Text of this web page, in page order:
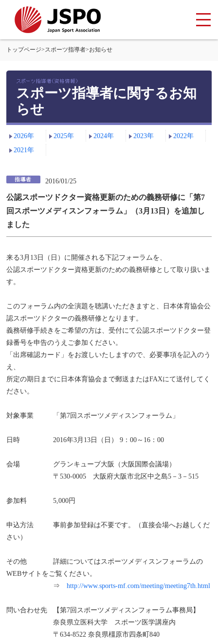
トップページ>スポーツ指導者>お知らせ
スポーツ指導者に関するお知
らせ
2026年 2025年 2024年 2023年
2022年
2021年
2016/01/25
公認スポーツドクター資格更新のための義務研修に「第7
回スポーツメディスンフォーラム」（3月13日）を追加し
ました
成
媛
県
ス
ド
ク
タ
務
会
来る3月13日（日）に開催される下記フォーラムを、
公認スポーツドクター資格更新のための義務研修として取り扱いま
す。
このフォーラム内の全演題を聴講いただきますと、日本体育協会公
認スポーツドクターの義務研修となります。
義務研修手続きをご希望の方は、受付にて公認スポーツドクター登
録番号を申告のうえご参加ください。
「出席確認カード」をお渡しいたしますので、必要事項を記入のう
え、
所定の期日までに日本体育協会まで郵送またはFAXにて送付してく
ださい。
対象事業 「第7回スポーツメディスンフォーラム」
日時 2016年3月13日（日） 9：00～16：00
会場
グランキューブ大阪（大阪国際会議場）
〒530-0005 大阪府大阪市北区中之島5－3－515
参加料 5,000円
申込方法
事前参加登録は不要です。（直接会場へお越しくだ
さい）
その他
詳細についてはスポーツメディスンフォーラムの
WEBサイトをご覧ください。
⇒http://www.sports-mf.com/meeting/meeting7th.html
問い合わせ先
【第7回スポーツメディスンフォーラム事務局】
奈良県立医科大学 スポーツ医学講座内
			〒
634-8522 奈良県橿原市四条町840